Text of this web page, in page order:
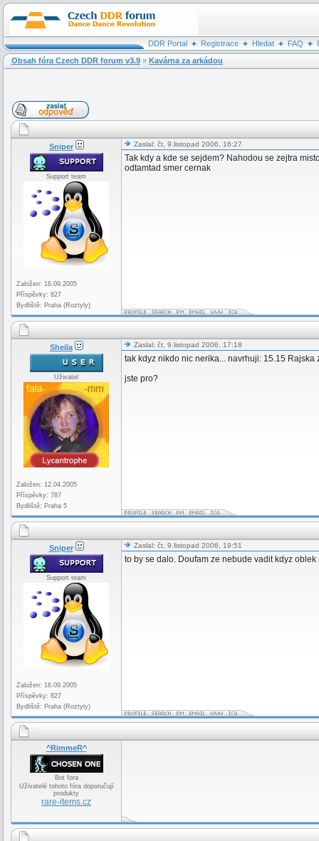
DDR Portal Registrace Hledat FAQ
Obsah fóra Czech DDR forum v3.9 » Kavárna za arkádou
Sniper
Support team
Založen: 16.09.2005
Příspěvky: 827
Bydliště: Praha (Roztyly)
Zaslal: čt, 9.listopad 2006, 16:27
Tak kdy a kde se sejdem? Nahodou se zejtra
odtamtad smer cernak
Sheila
Uživatel
Založen: 12.04.2005
Příspěvky: 787
Bydliště: Praha 5
Zaslal: čt, 9.listopad 2006, 17:18
tak kdyz nikdo nic nerika... navrhuji: 15.15
jste pro?
Sniper
Support team
Založen: 16.09.2005
Příspěvky: 827
Bydliště: Praha (Roztyly)
Zaslal: čt, 9.listopad 2006, 19:51
to by se dalo. Doufam ze nebude vadit kdyz
^RimmeR^
Bot fora
Uživatelé tohoto fóra doporučují
produkty
rare-items.cz